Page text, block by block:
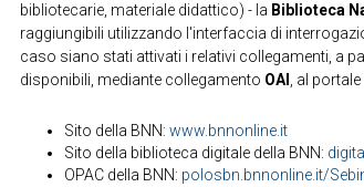
bibliotecarie, materiale didattico) - la Biblioteca
raggiungibili utilizzando l'interfaccia di
caso siano stati attivati i relativi collegamenti, a
disponibili, mediante collegamento OAI , al
Sito della BNN: www.bnnonline.it
Sito della biblioteca digitale della BNN:
OPAC della BNN: polosbn.bnnonline.it/